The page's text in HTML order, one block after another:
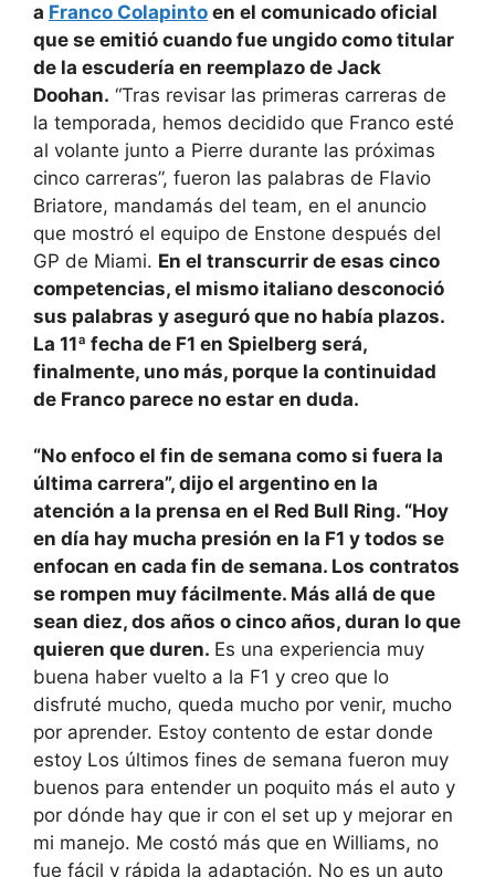
a Franco Colapinto en el comunicado oficial
que se emitió cuando fue ungido como titular
de la escudería en reemplazo de Jack
Doohan. “Tras revisar las primeras carreras de
la temporada, hemos decidido que Franco esté
al volante junto a Pierre durante las próximas
cinco carreras”, fueron las palabras de Flavio
Briatore, mandamás del team, en el anuncio
que mostró el equipo de Enstone después del
GP de Miami. En el transcurrir de esas cinco
competencias, el mismo italiano desconoció
sus palabras y aseguró que no había plazos.
La 11ª fecha de F1 en Spielberg será,
finalmente, uno más, porque la continuidad
de Franco parece no estar en duda.
“No enfoco el fin de semana como si fuera la
última carrera”, dijo el argentino en la
atención a la prensa en el Red Bull Ring. “Hoy
en día hay mucha presión en la F1 y todos se
enfocan en cada fin de semana. Los contratos
se rompen muy fácilmente. Más allá de que
sean diez, dos años o cinco años, duran lo que
quieren que duren. Es una experiencia muy
buena haber vuelto a la F1 y creo que lo
disfruté mucho, queda mucho por venir, mucho
por aprender. Estoy contento de estar donde
estoy Los últimos fines de semana fueron muy
buenos para entender un poquito más el auto y
por dónde hay que ir con el set up y mejorar en
mi manejo. Me costó más que en Williams, no
fue fácil y rápida la adaptación. No es un auto